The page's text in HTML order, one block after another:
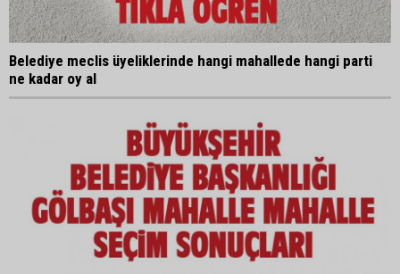
Belediye meclis üyeliklerinde hangi mahallede hangi parti
ne kadar oy al